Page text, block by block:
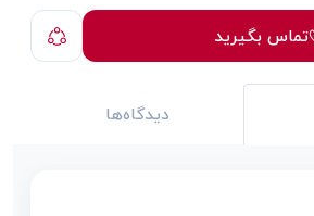
تماس بگیرید
دیدگاه‌ها